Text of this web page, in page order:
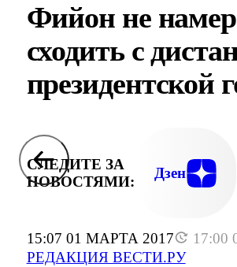
15:07 01 МАРТА 2017
17:00
РЕДАКЦИЯ ВЕСТИ.РУ
Фийон не
сходить с
президентской
СЛЕДИТЕ ЗА
НОВОСТЯМИ:
Дзен